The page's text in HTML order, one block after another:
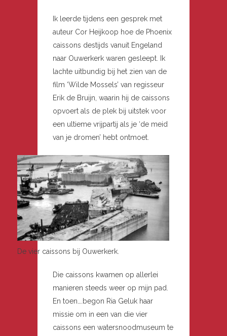
Ik leerde tijdens een gesprek met
auteur Cor Heijkoop hoe de Phoenix
caissons destijds vanuit Engeland
naar Ouwerkerk waren gesleept. Ik
lachte uitbundig bij het zien van de
film ‘Wilde Mossels’ van regisseur
Erik de Bruijn, waarin hij de caissons
opvoert als de plek bij uitstek voor
een ultieme vrijpartij als je ‘de meid
van je dromen’ hebt ontmoet.
De vier caissons bij Ouwerkerk.
Die caissons kwamen op allerlei
manieren steeds weer op mijn pad.
En toen….begon Ria Geluk haar
missie om in een van die vier
caissons een watersnoodmuseum te